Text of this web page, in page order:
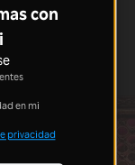
con
en mi
privacidad